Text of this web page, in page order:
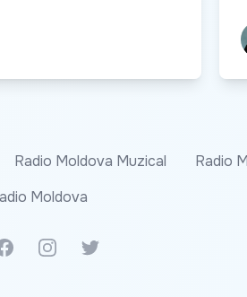
Radio Moldova Muzical Radio
Moldova
InstagramTwitter